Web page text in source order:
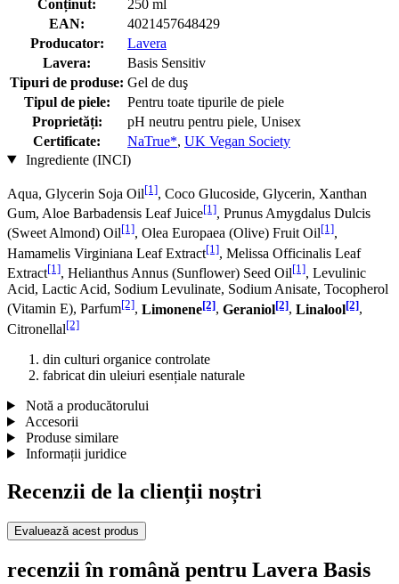
Conținut:
250 ml
EAN:
4021457648429
Producator:
Lavera
Lavera:
Basis Sensitiv
Tipuri de produse: Gel de duş
Tipul de piele:
Pentru toate tipurile de piele
Proprietăți:
pH neutru pentru piele, Unisex
Certificate:
NaTrue*, UK Vegan Society
Ingrediente (INCI)
Aqua, Glycerin Soja Oil[1], Coco Glucoside, Glycerin, Xanthan
Gum, Aloe Barbadensis Leaf Juice[1], Prunus Amygdalus Dulcis
(Sweet Almond) Oil[1], Olea Europaea (Olive) Fruit Oil[1],
Hamamelis Virginiana Leaf Extract[1], Melissa Officinalis Leaf
Extract[1], Helianthus Annus (Sunflower) Seed Oil[1], Levulinic
Acid, Lactic Acid, Sodium Levulinate, Sodium Anisate, Tocopherol
(Vitamin E), Parfum[2], Limonene[2], Geraniol[2], Linalool[2],
Citronellal[2]
din culturi organice controlate
fabricat din uleiuri esențiale naturale
Notă a producătorului
Accesorii
Produse similare
Informații juridice
Recenzii de la clienții noștri
Evaluează acest produs
recenzii în română pentru Lavera Basis